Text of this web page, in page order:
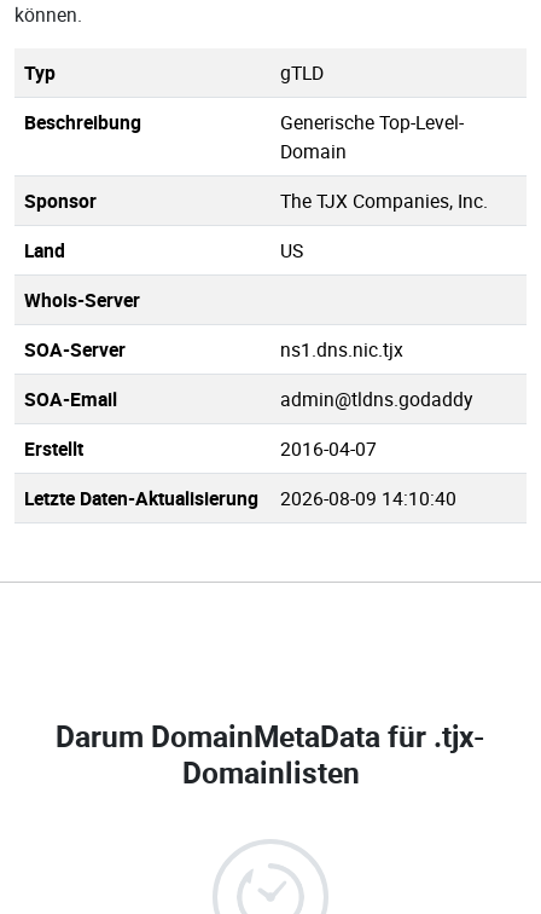
können.
Typ
gTLD
Beschreibung
Generische Top-Level-
Domain
Sponsor
The TJX Companies, Inc.
Land
US
Whois-Server
SOA-Server
ns1.dns.nic.tjx
SOA-Email
admin@tldns.godaddy
Erstellt
2016-04-07
Letzte Daten-Aktualisierung
2026-08-09 14:10:40
Darum DomainMetaData für .tjx-
Domainlisten